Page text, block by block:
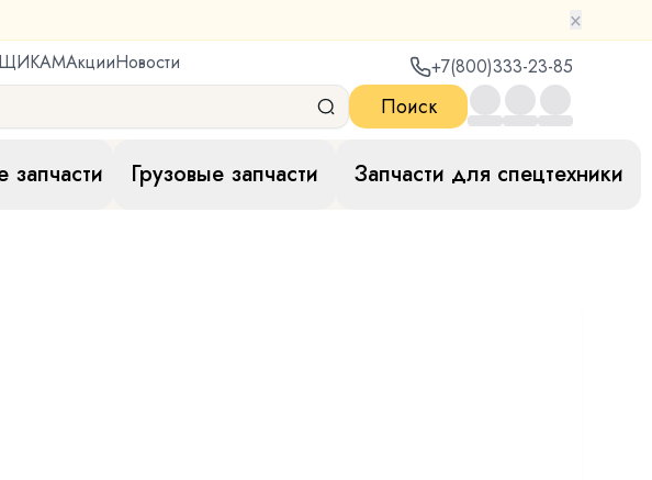
×
АкцииНовости +7(800)333-23-85
Поиск
запчасти Грузовые запчасти Запчасти для спецтехники